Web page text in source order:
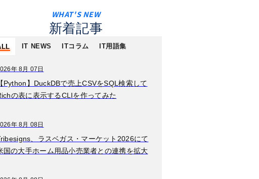
新着記事
IT NEWS ITコラム IT用語集
年 8月 07日
【Python】DuckDBで売上CSVをSQL検索して
の表に表示するCLIを作ってみた
年 8月 08日
、ラスベガス・マーケット2026にて
国の大手ホーム用品小売業者との連携を拡大